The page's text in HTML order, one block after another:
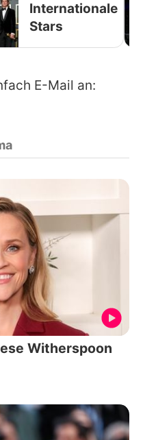
Internationale
Stars
E-Mail an:
Witherspoon